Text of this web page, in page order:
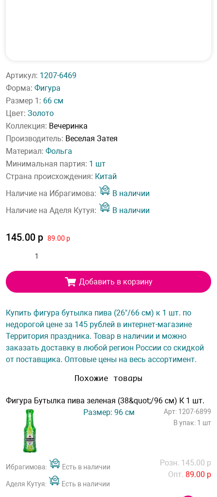
Артикул: 1207-6469
Форма: Фигура
Размер 1: 66 см
Цвет: Золото
Коллекция: Вечеринка
Производитель: Веселая Затея
Материал: Фольга
Минимальная партия: 1 шт
Страна происхождения: Китай
Наличие на Ибрагимова:
В наличии
Наличие на Аделя Кутуя:
В наличии
145.00 р 89.00 р
Добавить в корзину
Купить фигура бутылка пива (26"/66 см) к 1 шт. по
недорогой цене за 145 рублей в интернет-магазине
Территория праздника. Товар в наличии и можно
заказать доставку в любой регион России со скидкой
от поставщика. Оптовые цены на весь ассортимент.
Похожие товары
Фигура Бутылка пива зеленая (38&quot;/96 см) К 1 шт.
Размер: 96 см
Арт: 1207-6899
В упак: 1 шт
Ибрагимова: Есть в наличии
Аделя Кутуя: Есть в наличии
Розн. 145.00 р
Опт. 89.00 р